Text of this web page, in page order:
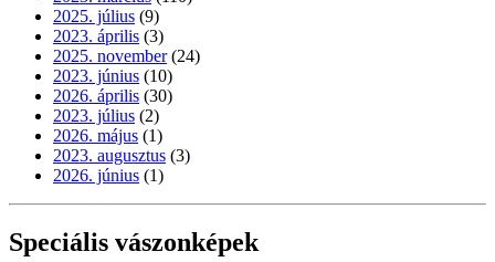
2025. július (9)
2023. április (3)
2025. november (24)
2023. június (10)
2026. április (30)
2023. július (2)
2026. május (1)
2023. augusztus (3)
2026. június (1)
Speciális vászonképek